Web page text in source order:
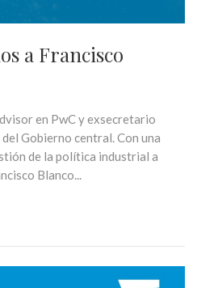
a Francisco
en PwC y exsecretario
Gobierno central. Con una
de la política industrial a
Blanco...